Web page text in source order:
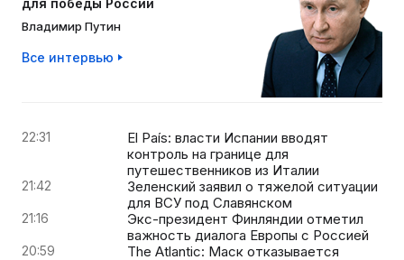
Владимир Путин
Все интервью
22:31
El País: власти Испании вводят
контроль на границе для
путешественников из Италии
21:42
Зеленский заявил о тяжелой ситуации
для ВСУ под Славянском
21:16
Экс-президент Финляндии отметил
важность диалога Европы с Россией
20:59
The Atlantic: Маск отказывается